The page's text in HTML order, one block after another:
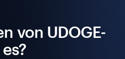
von UDOGE-